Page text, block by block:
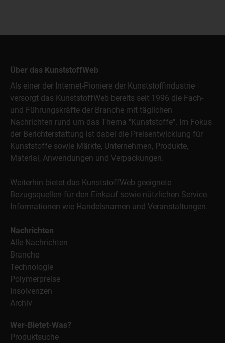
Über das KunststoffWeb
Als einer der Internet-Pioniere der Kunststoffindustrie
versorgt das KunststoffWeb bereits seit 1996 die Fach-
und Führungskräfte der Branche mit täglichen
Nachrichten rund um das Thema "Kunststoffe". Im Fokus
der Berichterstattung ist dabei die Preisentwicklung für
Kunststoffe sowie Märkte, Unternehmen, Produkte,
Material, Anwendungen und Verpackungen.
Weiterhin bietet das KunststoffWeb geeignete
Bezugsquellen für den Einkauf sowie nützlichen Service-
Informationen wie Handelsnamen und Veranstaltungen.
Nachrichten
Alle Nachrichten
Branche
Technologie
Polymerpreise
Insolvenzen
Archiv
Wer-Bietet-Was?
Produktsuche